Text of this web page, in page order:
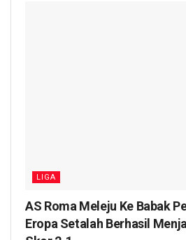
LIGA
AS Roma Meleju Ke Babak
Eropa Setalah Berhasil